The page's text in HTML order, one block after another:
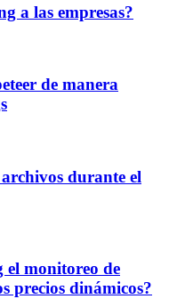
a las empresas?
de manera
archivos durante el
el monitoreo de
precios dinámicos?